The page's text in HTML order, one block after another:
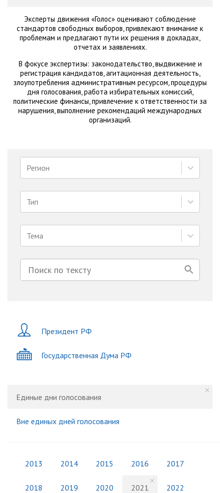
Эксперты движения «Голос» оценивают соблюдение
стандартов свободных выборов, привлекают внимание к
проблемам и предлагают пути их решения в докладах,
отчетах и заявлениях.
В фокусе экспертизы: законодательство, выдвижение и
регистрация кандидатов, агитационная деятельность,
злоупотребления административным ресурсом, процедуры
дня голосования, работа избирательных комиссий,
политические финансы, привлечение к ответственности за
нарушения, выполнение рекомендаций международных
организаций.
Регион
Тип
Тема
Президент РФ
Государственная Дума РФ
Единые дни голосования
Вне единых дней голосования
2013 2014 2015 2016 2017
2018 2019 2020 2021 2022